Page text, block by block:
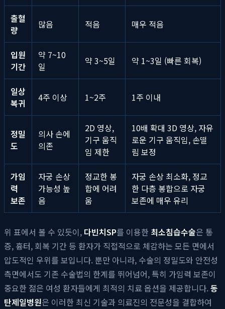
출혈
량
많음 적음 매우 적음
입원
기간
약 7~10
일
약 3~5일 약 1~3일 (빠른 회복)
일상
복귀
4주 이상 1~2주 1주 이내
정밀
도
의사 손에
의존
2D 영상,
기구 움직
임 제한
10배 확대 3D 영상, 자유
로운 기구 움직임, 손떨
림 보정
가임
력
보존
자궁 손상
가능성 높
음
정교한 봉
합에 어려
움
자궁 손상 최소화, 정교
한 다층 봉합으로 자궁
보존에 매우 유리
위 표에서 볼 수 있듯이, 다빈치SP를 이용한 최소침습수술은 통
증, 흉터, 회복 기간 등 환자가 직접적으로 체감하는 모든 면에서
압도적인 우위를 보입니다. 뿐만 아니라, 수술의 정밀도와 안전성
측면에서도 기존 수술법의 한계를 뛰어넘어, 특히 가임력 보존이
중요한 젊은 여성 환자들에게 최적의 치료 옵션을 제공합니다.동
탄제일병원은 이러한 최신 기술과 의료진의 전문성을 결합하여